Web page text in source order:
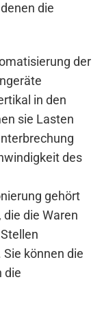
die
der
in den
sie Lasten
des
gehört
die Waren
können die
die